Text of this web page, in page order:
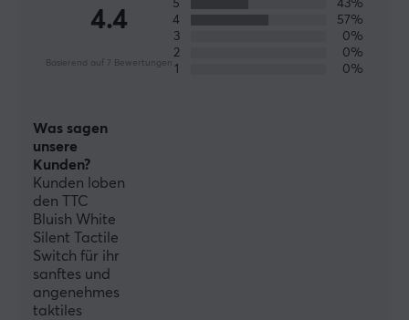
Farbe
Blau, Schwarz
4.4
Basierend auf 7 Bewertungen
5
43%
4
57%
3
0%
2
0%
1
0%
Was sagen
unsere
Kunden?
Kunden loben
den TTC
Bluish White
Silent Tactile
Switch für ihr
sanftes und
angenehmes
taktiles